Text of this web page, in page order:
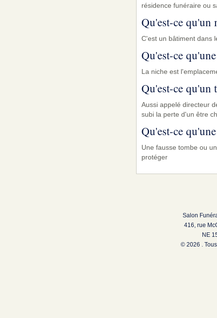
résidence funéraire ou
Qu'est-ce qu'un
C'est un bâtiment dans
Qu'est-ce
La niche est
Qu'est-ce qu'un
Aussi appelé directeur
subi la perte d'un être
Qu'est-ce
Une fausse tombe ou
protéger
Salon
416, rue
NE
© 2026 .